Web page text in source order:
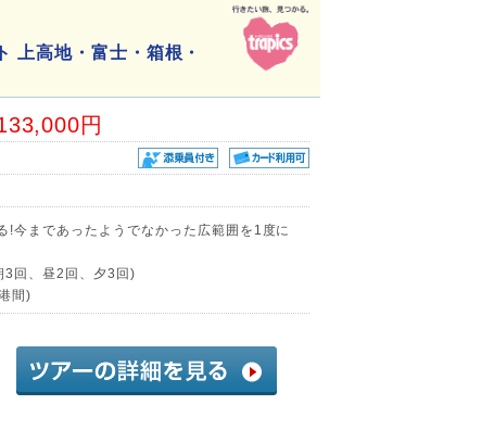
上高地・富士・箱根・
円
今まであったようでなかった広範囲を1度に
回、昼2回、夕3回)
間)